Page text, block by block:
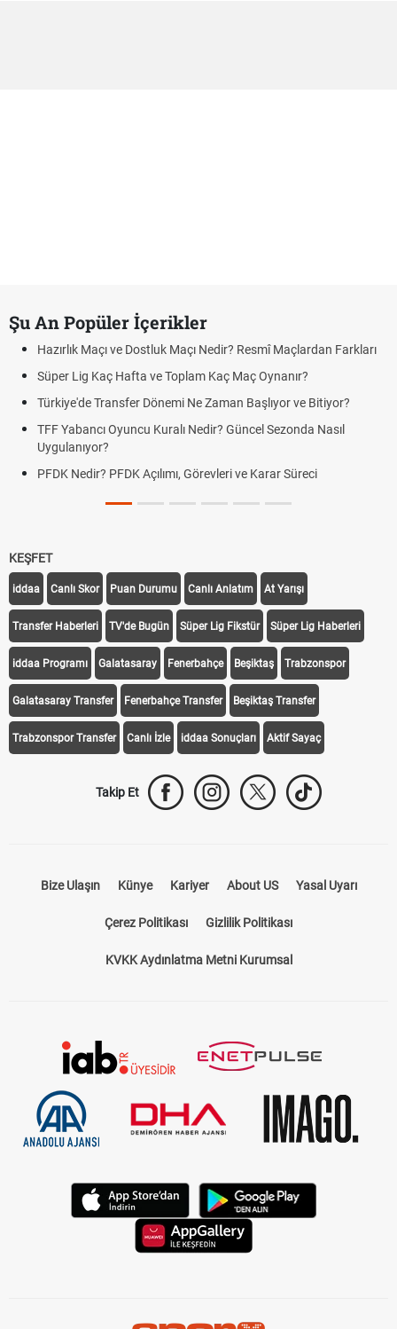
Şu An Popüler İçerikler
Hazırlık Maçı ve Dostluk Maçı Nedir? Resmî Maçlardan Farkları
Süper Lig Kaç Hafta ve Toplam Kaç Maç Oynanır?
Türkiye'de Transfer Dönemi Ne Zaman Başlıyor ve Bitiyor?
TFF Yabancı Oyuncu Kuralı Nedir? Güncel Sezonda Nasıl
Uygulanıyor?
PFDK Nedir? PFDK Açılımı, Görevleri ve Karar Süreci
KEŞFET
iddaa Canlı Skor Puan Durumu Canlı Anlatım At Yarışı
Transfer Haberleri TV'de Bugün Süper Lig Fikstür Süper Lig Haberleri
iddaa Programı Galatasaray Fenerbahçe Beşiktaş Trabzonspor
Galatasaray Transfer Fenerbahçe Transfer Beşiktaş Transfer
Trabzonspor Transfer Canlı İzle iddaa Sonuçları Aktif Sayaç
Takip Et
Bize Ulaşın Künye Kariyer About US Yasal Uyarı
Çerez Politikası Gizlilik Politikası
KVKK Aydınlatma Metni Kurumsal